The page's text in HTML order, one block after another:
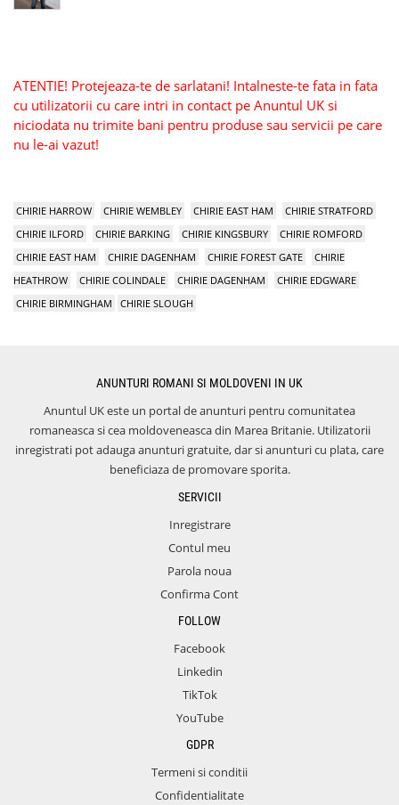
ATENTIE! Protejeaza-te de sarlatani! Intalneste-te fata in fata
cu utilizatorii cu care intri in contact pe Anuntul UK si
niciodata nu trimite bani pentru produse sau servicii pe care
nu le-ai vazut!
CHIRIE HARROW CHIRIE WEMBLEY CHIRIE EAST HAM
CHIRIE STRATFORD
CHIRIE ILFORD
CHIRIE BARKING CHIRIE KINGSBURY
CHIRIE ROMFORD
CHIRIE EAST HAM
CHIRIE DAGENHAM CHIRIE FOREST GATE
CHIRIE
HEATHROW
CHIRIE COLINDALE CHIRIE DAGENHAM
CHIRIE EDGWARE
CHIRIE BIRMINGHAM
CHIRIE SLOUGH
ANUNTURI ROMANI SI MOLDOVENI IN UK
Anuntul UK este un portal de anunturi pentru comunitatea
romaneasca si cea moldoveneasca din Marea Britanie. Utilizatorii
inregistrati pot adauga anunturi gratuite, dar si anunturi cu plata, care
beneficiaza de promovare sporita.
SERVICII
Inregistrare
Contul meu
Parola noua
Confirma Cont
FOLLOW
Facebook
Linkedin
TikTok
YouTube
GDPR
Termeni si conditii
Confidentialitate